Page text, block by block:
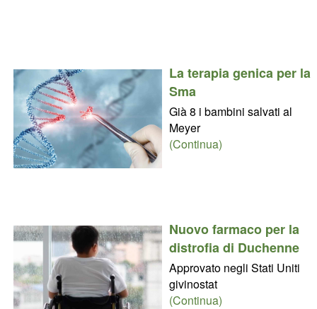
La terapia genica per la
Sma
Già 8 i bambini salvati al
Meyer
(Continua)
Nuovo farmaco per la
distrofia di Duchenne
Approvato negli Stati Uniti
givinostat
(Continua)